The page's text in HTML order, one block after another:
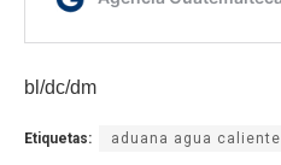
bl/dc/dm
Etiquetas: aduana agua caliente